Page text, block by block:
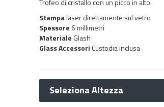
Trofeo di cristallo con un picco in alto.
Stampalaser direttamente sul vetro
Spessore 6 millimetri
Materiale Glash
Glass Accessori Custodia inclusa
Seleziona Altezza